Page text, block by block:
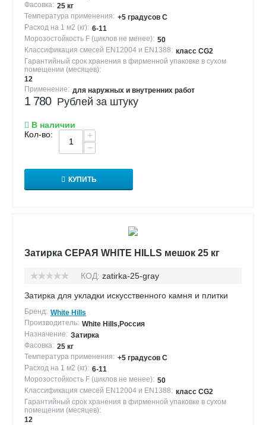
Фасовка: 25 кг
Температура применения: +5 градусов С
Расход на 1 м2 (кг): 6-11
Морозостойкость F (циклов не менее): 50
Классификация смесей EN12004 и EN1388: класс CG2
Гарантийный срок хранения в фирменной упаковке в сухом
помещении (месяцев):
12
Применение: для наружных и внутренних работ
1 780 Рублей за штуку
В наличии
Кол-во:
+
−
КУПИТЬ
Затирка СЕРАЯ WHITE HILLS мешок 25 кг
КОД: zatirka-25-gray
Затирка для укладки искусственного камня и плитки
Бренд: White Hills
Производитель: White Hills,Россия
Назначение: Затирка
Фасовка: 25 кг
Температура применения: +5 градусов С
Расход на 1 м2 (кг): 6-11
Морозостойкость F (циклов не менее): 50
Классификация смесей EN12004 и EN1388: класс CG2
Гарантийный срок хранения в фирменной упаковке в сухом
помещении (месяцев):
12